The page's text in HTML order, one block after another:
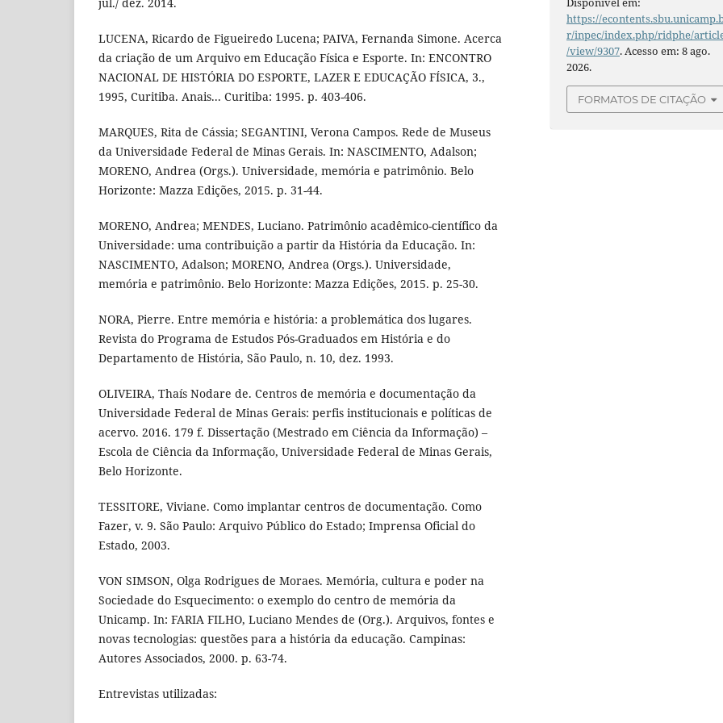
LUCENA, Ricardo de Figueiredo Lucena; PAIVA, Fernanda Simone. Acerca
da criação de um Arquivo em Educação Física e Esporte. In: ENCONTRO
NACIONAL DE HISTÓRIA DO ESPORTE, LAZER E EDUCAÇÃO FÍSICA, 3.,
1995, Curitiba. Anais... Curitiba: 1995. p. 403-406.
MARQUES, Rita de Cássia; SEGANTINI, Verona Campos. Rede de Museus
da Universidade Federal de Minas Gerais. In: NASCIMENTO, Adalson;
MORENO, Andrea (Orgs.). Universidade, memória e patrimônio. Belo
Horizonte: Mazza Edições, 2015. p. 31-44.
MORENO, Andrea; MENDES, Luciano. Patrimônio acadêmico-científico da
Universidade: uma contribuição a partir da História da Educação. In:
NASCIMENTO, Adalson; MORENO, Andrea (Orgs.). Universidade,
memória e patrimônio. Belo Horizonte: Mazza Edições, 2015. p. 25-30.
NORA, Pierre. Entre memória e história: a problemática dos lugares.
Revista do Programa de Estudos Pós-Graduados em História e do
Departamento de História, São Paulo, n. 10, dez. 1993.
OLIVEIRA, Thaís Nodare de. Centros de memória e documentação da
Universidade Federal de Minas Gerais: perfis institucionais e políticas de
acervo. 2016. 179 f. Dissertação (Mestrado em Ciência da Informação) –
Escola de Ciência da Informação, Universidade Federal de Minas Gerais,
Belo Horizonte.
TESSITORE, Viviane. Como implantar centros de documentação. Como
Fazer, v. 9. São Paulo: Arquivo Público do Estado; Imprensa Oficial do
Estado, 2003.
VON SIMSON, Olga Rodrigues de Moraes. Memória, cultura e poder na
Sociedade do Esquecimento: o exemplo do centro de memória da
Unicamp. In: FARIA FILHO, Luciano Mendes de (Org.). Arquivos, fontes e
novas tecnologias: questões para a história da educação. Campinas:
Autores Associados, 2000. p. 63-74.
Entrevistas utilizadas:
https://
r/inpec/index.php/ridphe/
/view/9307. Acesso em: 8 ago.
2026.
FORMATOS DE CITAÇÃO